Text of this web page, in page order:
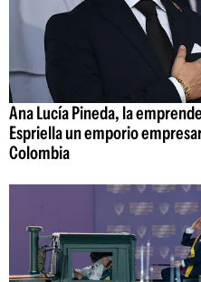
Ana Lucía Pineda, la
Espriella un emporio
Colombia